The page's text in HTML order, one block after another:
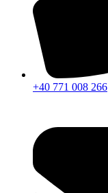
+40 771 008 266